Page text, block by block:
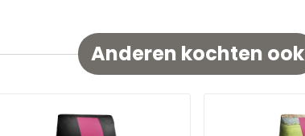
Anderen kochten ook